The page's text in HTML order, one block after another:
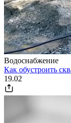
Водоснабжение
Как обустроить
19.02